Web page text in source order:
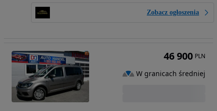
Zobacz ogłoszenia
46 900 PLN
W granicach średniej